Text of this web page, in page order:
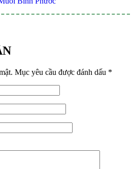
Mục yêu cầu được đánh dấu *